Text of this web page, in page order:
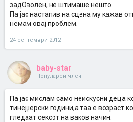
задОволен, не штимаше нешто.
Па јас настапив на сцена му кажав
немам овај проблем.
24 септември 2012
baby-star
Популарен член
Па јас мислам само неискусни деца
тинејџерски години,а таа е возраст
гледаат сексот на ваков начин.